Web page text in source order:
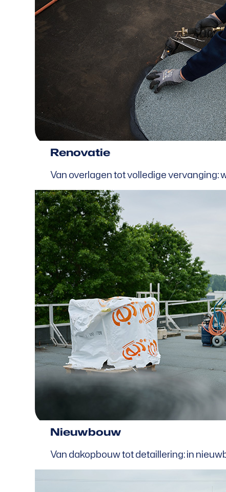
Renovatie
Van overlagen tot volledige vervanging:
Nieuwbouw
Van dakopbouw tot detaillering: in